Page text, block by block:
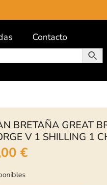
Contacto
BRETAÑA GREAT
V 1 SHILLING 1
€